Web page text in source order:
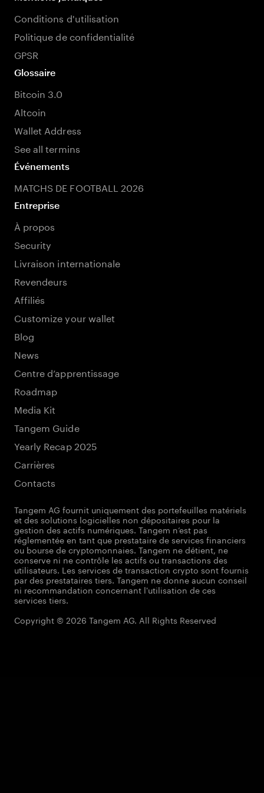
Conditions d'utilisation
Politique de confidentialité
GPSR
Glossaire
Bitcoin 3.0
Altcoin
Wallet Address
See all termins
Événements
MATCHS DE FOOTBALL 2026
Entreprise
À propos
Security
Livraison internationale
Revendeurs
Affiliés
Customize your wallet
Blog
News
Centre d’apprentissage
Roadmap
Media Kit
Tangem Guide
Yearly Recap 2025
Carrières
Contacts
Tangem AG fournit uniquement des portefeuilles matériels
et des solutions logicielles non dépositaires pour la
gestion des actifs numériques. Tangem n’est pas
réglementée en tant que prestataire de services financiers
ou bourse de cryptomonnaies. Tangem ne détient, ne
conserve ni ne contrôle les actifs ou transactions des
utilisateurs. Les services de transaction crypto sont fournis
par des prestataires tiers. Tangem ne donne aucun conseil
ni recommandation concernant l'utilisation de ces
services tiers.